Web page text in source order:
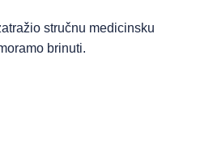
stručnu medicinsku
brinuti.